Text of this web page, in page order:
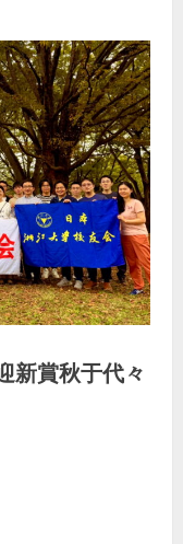
新賞秋于代々